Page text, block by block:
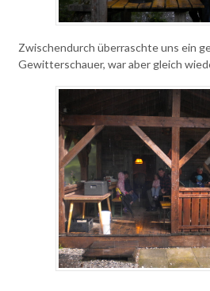
Zwischendurch überraschte uns ein
Gewitterschauer, war aber gleich